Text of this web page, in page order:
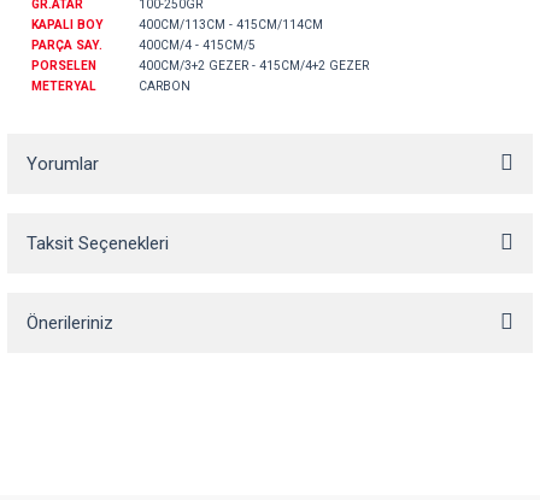
GR.ATAR
100-250GR
KAPALI BOY
400CM/113CM - 415CM/114CM
PARÇA SAY.
400CM/4 - 415CM/5
PORSELEN
400CM/3+2 GEZER - 415CM/4+2 GEZER
METERYAL
CARBON
Yorumlar
Taksit Seçenekleri
Önerileriniz